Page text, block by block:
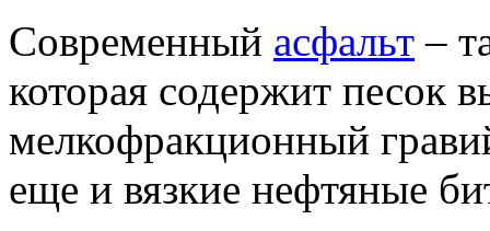
Современный асфальт –
которая содержит песок
мелкофракционный
еще и вязкие нефтяные